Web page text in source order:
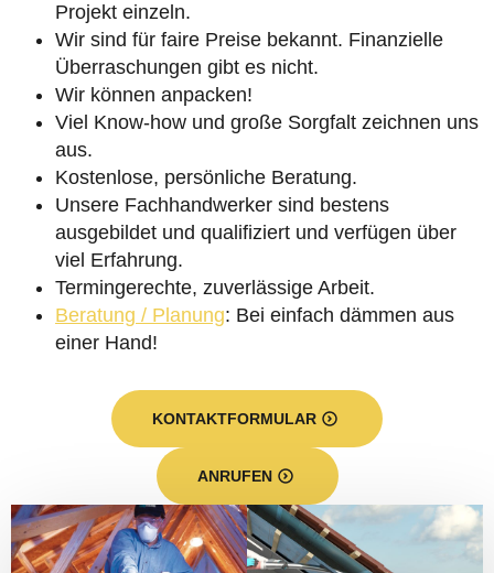
Projekt einzeln.
Wir sind für faire Preise bekannt. Finanzielle
Überraschungen gibt es nicht.
Wir können anpacken!
Viel Know-how und große Sorgfalt zeichnen uns
aus.
Kostenlose, persönliche Beratung.
Unsere Fachhandwerker sind bestens
ausgebildet und qualifiziert und verfügen über
viel Erfahrung.
Termingerechte, zuverlässige Arbeit.
Beratung / Planung: Bei einfach dämmen aus
einer Hand!
KONTAKTFORMULAR
ANRUFEN